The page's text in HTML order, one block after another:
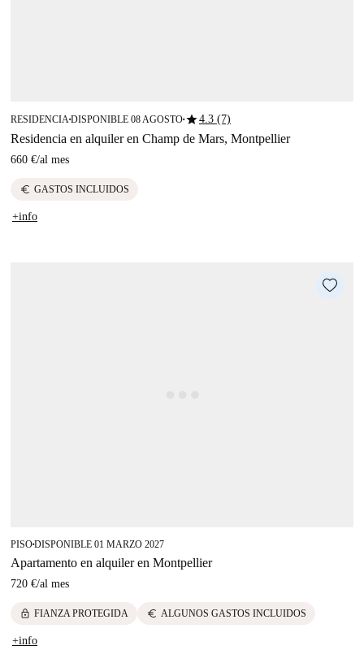
RESIDENCIA ■DISPONIBLE 08 AGOSTO■star4.3 (7)
Residencia en alquiler en Champ de Mars, Montpellier
660 €/al mes
euro GASTOS INCLUIDOS
+info
PISO■DISPONIBLE 01 MARZO 2027
Apartamento en alquiler en Montpellier
720 €/al mes
lock FIANZA PROTEGIDA euro ALGUNOS GASTOS INCLUIDOS
+info